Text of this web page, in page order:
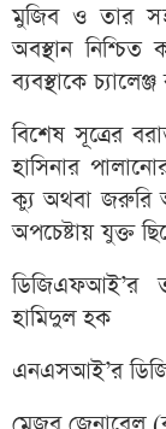
মুজিব ও তার
অবস্থান নিশ্চিত
ব্যবস্থাকে
বিশেষ সূত্রের
হাসিনার
ক্যু অথবা জরুরি
অপচেষ্টায় যুক্ত
ডিজিএফআই’র
হামিদুল হক
এনএসআই’র